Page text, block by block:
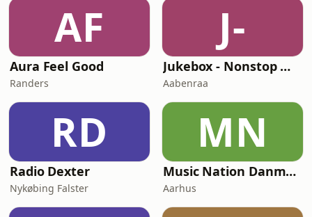
AF
Aura Feel Good
Randers
J-
Jukebox - Nonstop Music
Aabenraa
RD
Radio Dexter
Nykøbing Falster
MN
Music Nation Danmark
Aarhus